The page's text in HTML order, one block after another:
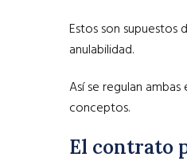
Estos son supuestos
anulabilidad.
Así se regulan
conceptos.
El contrato